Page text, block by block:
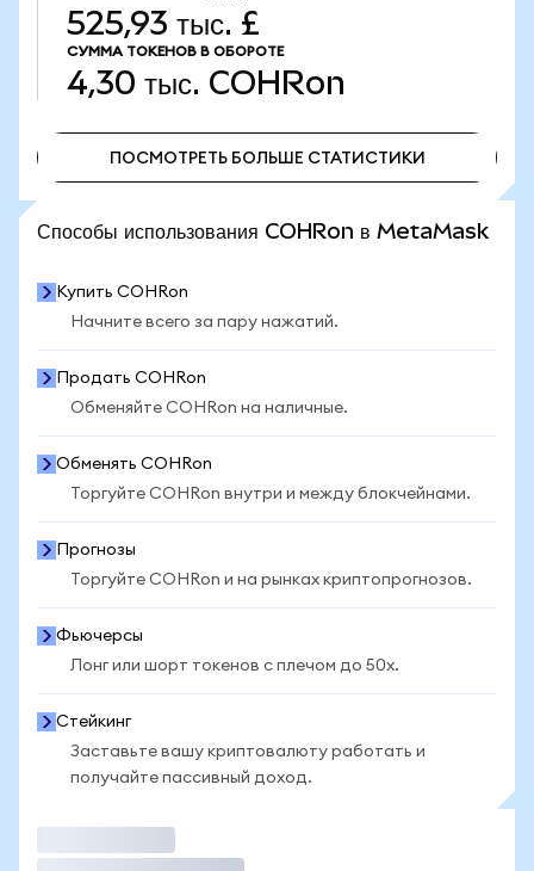
525,93 тыс. £
СУММА ТОКЕНОВ В ОБОРОТЕ
4,30 тыс. COHRon
ПОСМОТРЕТЬ БОЛЬШЕ СТАТИСТИКИ
Способы использования COHRon в MetaMask
Купить COHRon
Начните всего за пару нажатий.
Продать COHRon
Обменяйте COHRon на наличные.
Обменять COHRon
Торгуйте COHRon внутри и между блокчейнами.
Прогнозы
Торгуйте COHRon и на рынках криптопрогнозов.
Фьючерсы
Лонг или шорт токенов с плечом до 50x.
Стейкинг
Заставьте вашу криптовалюту работать и
получайте пассивный доход.